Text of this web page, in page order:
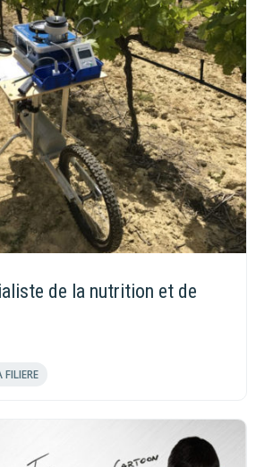
de la nutrition et de